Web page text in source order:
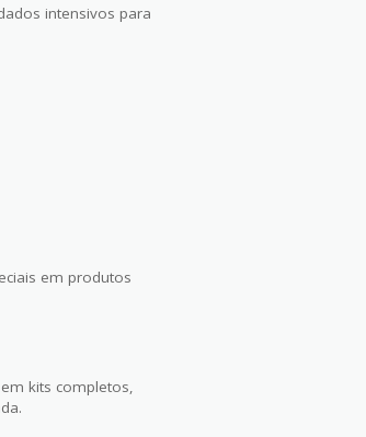
intensivos para
em produtos
kits completos,